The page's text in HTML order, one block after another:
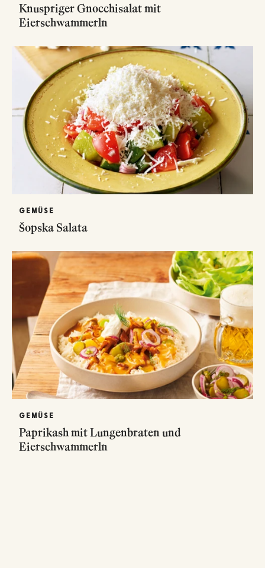
Knuspriger Gnocchisalat mit
Eierschwammerln
GEMÜSE
Šopska Salata
GEMÜSE
Paprikash mit Lungenbraten und
Eierschwammerln